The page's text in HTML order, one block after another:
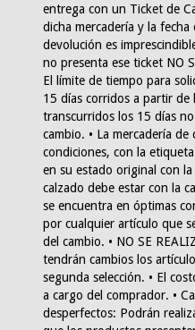
entrega con un Ticket de
dicha mercadería y la fecha
devolución es
no presenta ese ticket NO
El límite de tiempo para
15 días corridos a partir de
transcurridos los 15 días
cambio. • La mercadería
condiciones, con la
en su estado original con
calzado debe estar con la
se encuentra en óptimas
por cualquier artículo que
del cambio. • NO SE
tendrán cambios los
segunda selección. • El
a cargo del comprador. •
desperfectos: Podrán